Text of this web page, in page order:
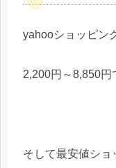
yahooショッピン
2,200円～8,850円
そして最安値ショ